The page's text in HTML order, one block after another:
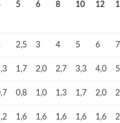
5 6 8 10 12
2,5 3 4 5 6
1,7 2,0 2,7 3,3 4,0
0,8 1,0 1,3 1,7 2,0
1,6 1,6 1,6 1,6 1,6